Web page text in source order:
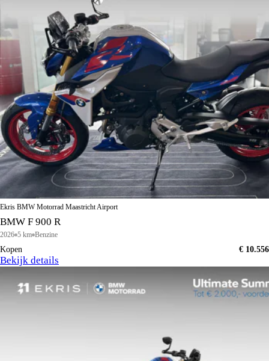
Ekris BMW Motorrad Maastricht Airport
BMW F 900 R
2026 5 km Benzine
Kopen € 10.556
Bekijk details